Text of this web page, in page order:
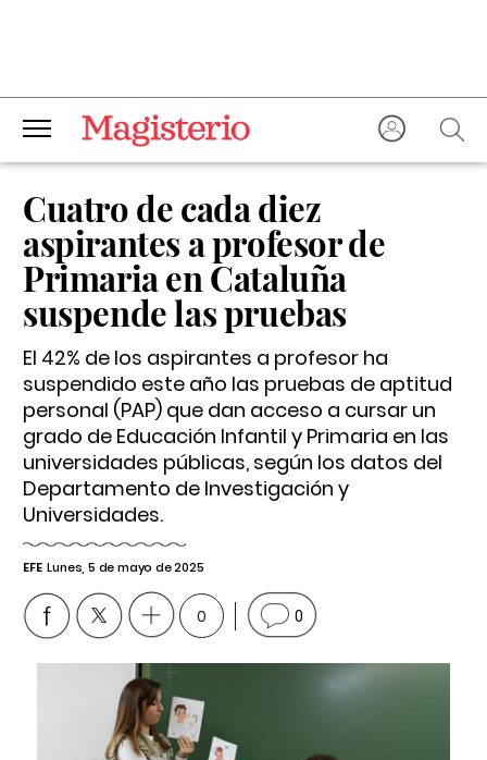
Cuatro de cada diez
aspirantes a profesor de
Primaria en Cataluña
suspende las pruebas
El 42% de los aspirantes a profesor ha
suspendido este año las pruebas de aptitud
personal (PAP) que dan acceso a cursar un
grado de Educación Infantil y Primaria en las
universidades públicas, según los datos del
Departamento de Investigación y
Universidades.
EFE Lunes, 5 de mayo de 2025
0 0